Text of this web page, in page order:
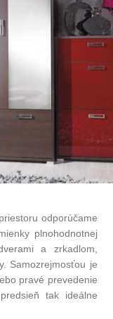
odporúčame
plnohodnotnej
a zrkadlom,
Samozrejmosťou je
pravé prevedenie
tak ideálne